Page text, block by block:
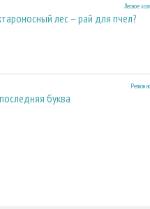
Лесное
лес – рай для пчел?
Регион
буква